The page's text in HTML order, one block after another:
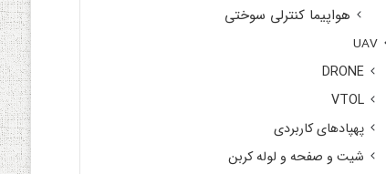
هواپیما کنترلی سوختی
UAV
DRONE
VTOL
پهپادهای کاربردی
شیت و صفحه و لوله کربن